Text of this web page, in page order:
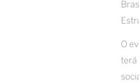
O
terá